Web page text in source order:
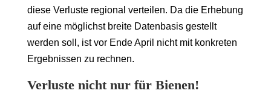
diese Verluste regional verteilen. Da die Erhebung
auf eine möglichst breite Datenbasis gestellt
werden soll, ist vor Ende April nicht mit konkreten
Ergebnissen zu rechnen.
Verluste nicht nur für Bienen!